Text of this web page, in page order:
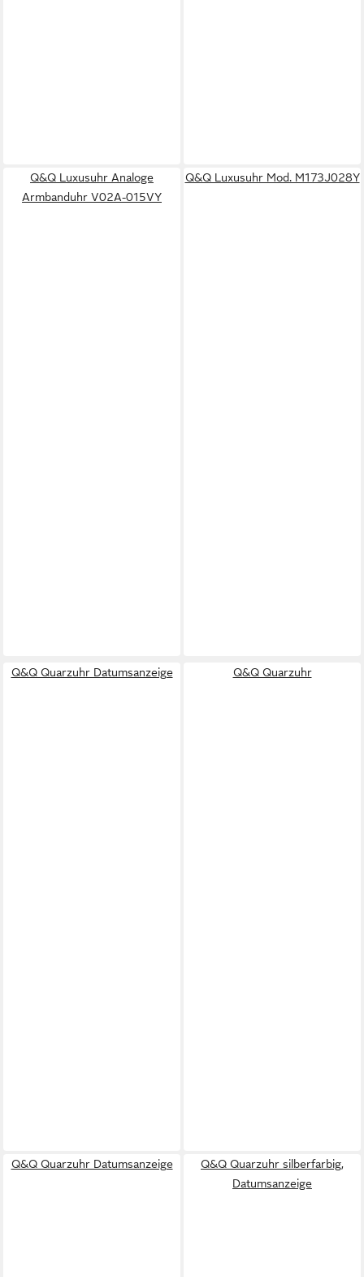
Q&Q Luxusuhr Analoge
Armbanduhr V02A-015VY
Q&Q Luxusuhr Mod. M173J028Y
Q&Q Quarzuhr Datumsanzeige Q&Q Quarzuhr
Q&Q Quarzuhr Datumsanzeige
Q&Q Quarzuhr silberfarbig,
Datumsanzeige